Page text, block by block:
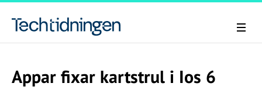
Appar fixar kartstrul i Ios 6